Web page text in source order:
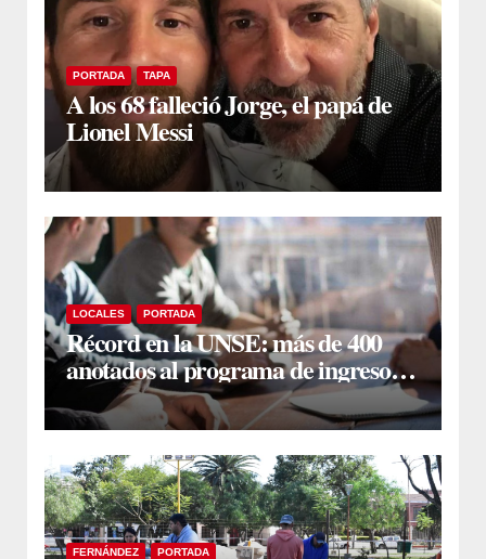
PORTADA TAPA
A los 68 falleció Jorge, el papá de
Lionel Messi
LOCALES PORTADA
Récord en la UNSE: más de 400
anotados al programa de ingreso
sin secundario
FERNÁNDEZ PORTADA